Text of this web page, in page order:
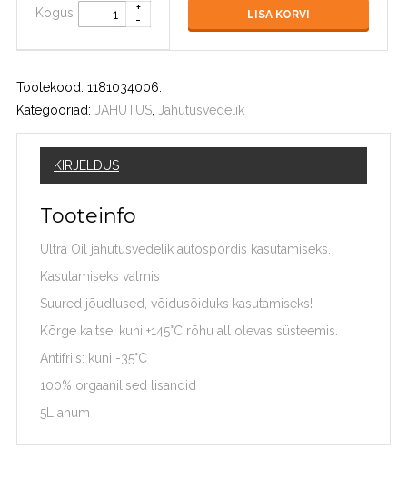
Kogus LISA KORVI
Tootekood: 1181034006
Kategooriad: JAHUTUS Jahutusvedelik
KIRJELDUS
Tooteinfo
Ultra Oil jahutusvedelik autospordis kasutamiseks.
Kasutamiseks valmis
Suured jõudlused, võidusõiduks kasutamiseks!
Kõrge kaitse: kuni +145°C rõhu all olevas süsteemis.
Antifriis: kuni -35°C
100% orgaanilised lisandid
5L anum